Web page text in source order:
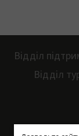
Відділ
Відділ